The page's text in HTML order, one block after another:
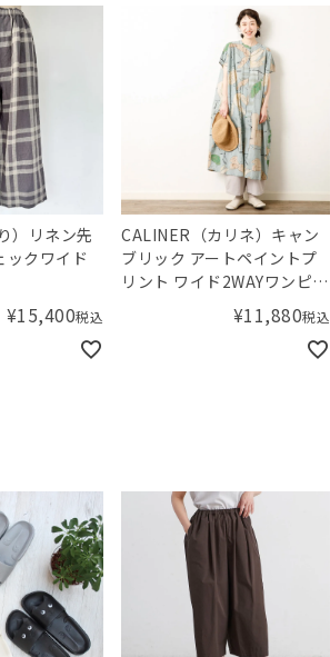
）リネン先
ックワイド
¥15,400税込
CALINER（カリネ）キャン
ブリック アートペイントプ
リント ワイド2WAYワンピー
¥11,880税込